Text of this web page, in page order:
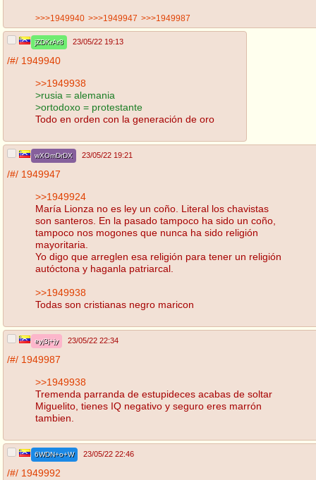
>>>1949940 >>>1949947 >>>1949987
jZDKrAr8 23/05/22 19:13
/#/ 1949940
>>1949938
>rusia = alemania
>ortodoxo = protestante
Todo en orden con la generación de oro
wXOmDrDX 23/05/22 19:21
/#/ 1949947
>>1949924
María Lionza no es ley un coño. Literal los chavistas
son santeros. En la pasado tampoco ha sido un coño,
tampoco nos mogones que nunca ha sido religión
mayoritaria.
Yo digo que arreglen esa religión para tener un religión
autóctona y haganla patriarcal.
>>1949938
Todas son cristianas negro maricon
eyj3j+jy 23/05/22 22:34
/#/ 1949987
>>1949938
Tremenda parranda de estupideces acabas de soltar
Miguelito, tienes IQ negativo y seguro eres marrón
tambien.
6WDN+o+W 23/05/22 22:46
/#/ 1949992